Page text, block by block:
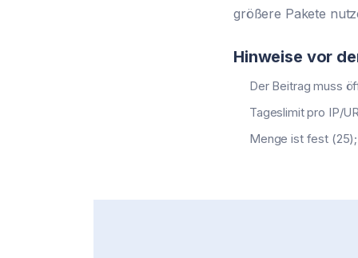
größere Pakete
Hinweise vor
Der Beitrag muss
Tageslimit pro IP/
Menge ist fest